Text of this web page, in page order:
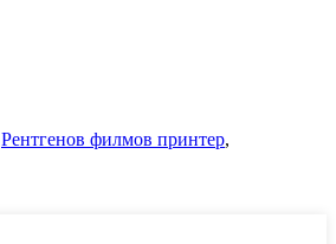
Рентгенов филмов принтер,